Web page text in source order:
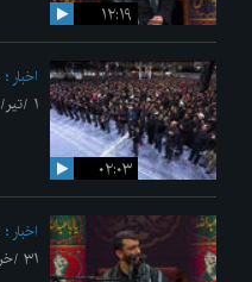
۱۲:۱۹
۰۲:۰۳
اخبار
۱ /تیر/ ۱۴۰۵
اخبار
۳۱ /خرداد/ ۱۴۰۵